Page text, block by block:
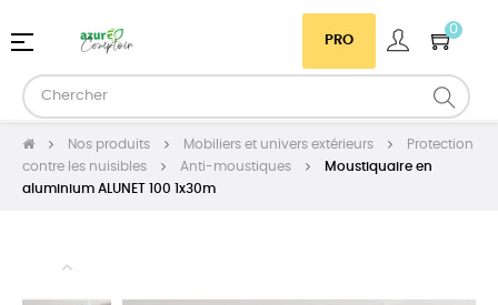
PRO
0
Basculer
navigation
☰
Nos produits Mobiliers et univers extérieurs
Protection
contre les nuisibles
Anti-moustiques
Moustiquaire en
aluminium ALUNET 100 1x30m